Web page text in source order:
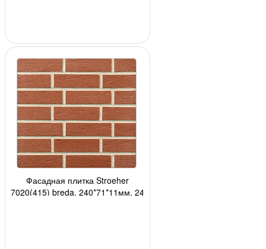
Фасадная плитка Stroeher
7020(415) breda, 240*71*11мм, 24